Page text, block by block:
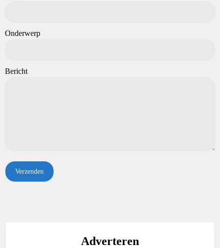
Onderwerp
Bericht
Adverteren